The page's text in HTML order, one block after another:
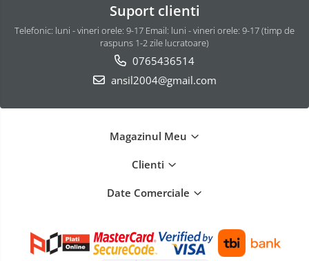
Accesorii genti-rucsacuri
Genti schi si snowboard
Genti voiaj
Scut motor BYD
Scut motor Chevrolet
Suport clienti
Telefonic: luni - vineri orele: 9-17 Email: luni - vineri orele: 9-17 (timp de
raspuns 1-2 zile lucratoare)
0765436514
ansil2004@gmail.com
Magazinul Meu
Clienti
Date Comerciale